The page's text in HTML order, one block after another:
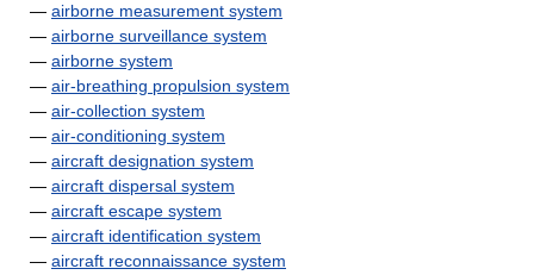
— airborne measurement system
— airborne surveillance system
— airborne system
— air-breathing propulsion system
— air-collection system
— air-conditioning system
— aircraft designation system
— aircraft dispersal system
— aircraft escape system
— aircraft identification system
— aircraft reconnaissance system